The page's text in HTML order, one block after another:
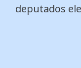
deputados